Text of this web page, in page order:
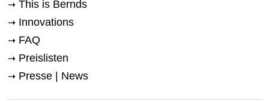
This is Bernds
Innovations
FAQ
Preislisten
Presse | News